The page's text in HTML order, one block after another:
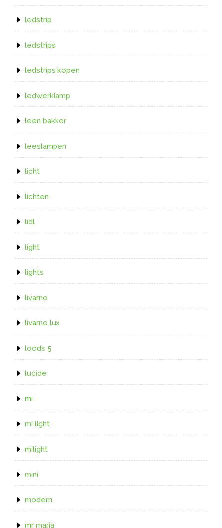
ledstrip
ledstrips
ledstrips kopen
ledwerklamp
leen bakker
leeslampen
licht
lichten
lidl
light
lights
livarno
livarno lux
loods 5
lucide
mi
mi light
milight
mini
modern
mr maria